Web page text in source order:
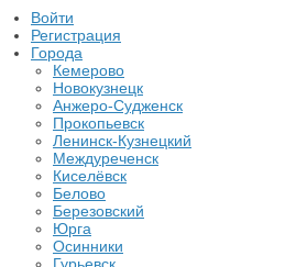
Войти
Регистрация
Города
Кемерово
Новокузнецк
Анжеро-Судженск
Прокопьевск
Ленинск-Кузнецкий
Междуреченск
Киселёвск
Белово
Березовский
Юрга
Осинники